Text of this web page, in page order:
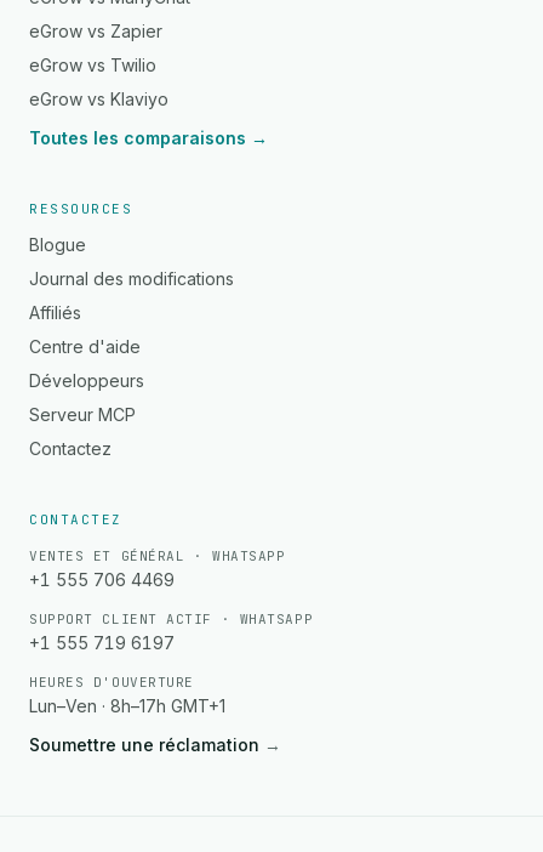
eGrow vs Zapier
eGrow vs Twilio
eGrow vs Klaviyo
Toutes les comparaisons →
RESSOURCES
Blogue
Journal des modifications
Affiliés
Centre d'aide
Développeurs
Serveur MCP
Contactez
CONTACTEZ
VENTES ET GÉNÉRAL · WHATSAPP
+1 555 706 4469
SUPPORT CLIENT ACTIF · WHATSAPP
+1 555 719 6197
HEURES D'OUVERTURE
Lun–Ven · 8h–17h GMT+1
Soumettre une réclamation →